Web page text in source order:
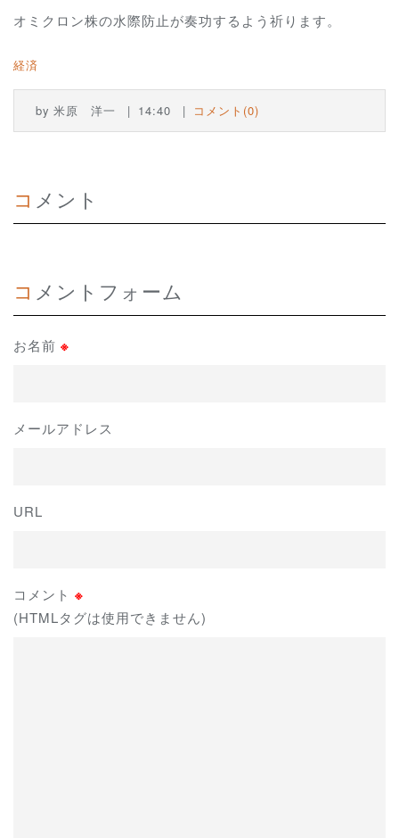
オミクロン株の水際防止が奏功するよう祈ります。
経済
by 米原 洋一 14:40 コメント(0)
コメント
コメントフォーム
お名前 ※
メールアドレス
URL
コメント ※
(HTMLタグは使用できません)